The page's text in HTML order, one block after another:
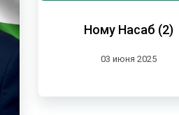
Ному Насаб (2)
03 июня 2025